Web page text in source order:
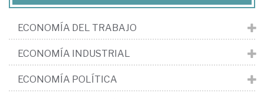
ECONOMÍA DEL TRABAJO
ECONOMÍA INDUSTRIAL
ECONOMÍA POLÍTICA